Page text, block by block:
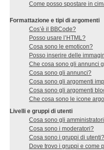
Come posso spostare in
Formattazione e tipi di argomenti
Cos’è il BBCode?
Posso usare l’HTML?
Cosa sono le emoticon?
Posso inserire delle
Che cosa sono gli annunci
Cosa sono gli annunci?
Cosa sono gli argomenti
Cosa sono gli argomenti
Che cosa sono le icone
Livelli e gruppi di utenti
Cosa sono gli
Cosa sono i moderatori?
Cosa sono i gruppi di utenti?
Dove trovo i gruppi e come